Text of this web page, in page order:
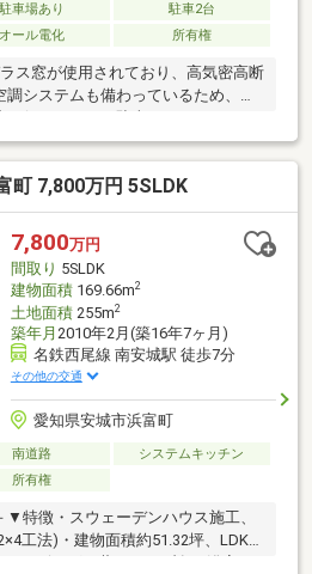
駐車場あり
駐車2台
オール電化 所有権
ス窓が使用されており、高気密高断
システムも備わっているため、ど
に縦列駐車にて2台分の駐車スペー
は車種によります【リフォーム履
設置・2019年7月 薪ストーブ設
置・2023年9月 エコキュート交
設置・2024年10月 窓枠、玄関
3月 1Fトイレ便座交換
町 7,800万円 5SLDK
7,800万円
間取り 5SLDK
建物面積169.66m2
土地面積255m2
築年月 2010年2月(築16年7ヶ月)
名鉄西尾線 南安城駅 徒歩7分
その他の交通
愛知県安城市浜富町
南道路
システムキッチン
所有権
▼特徴・スウェーデンハウス施工、
工法)・建物面積約51.32坪、LDKは